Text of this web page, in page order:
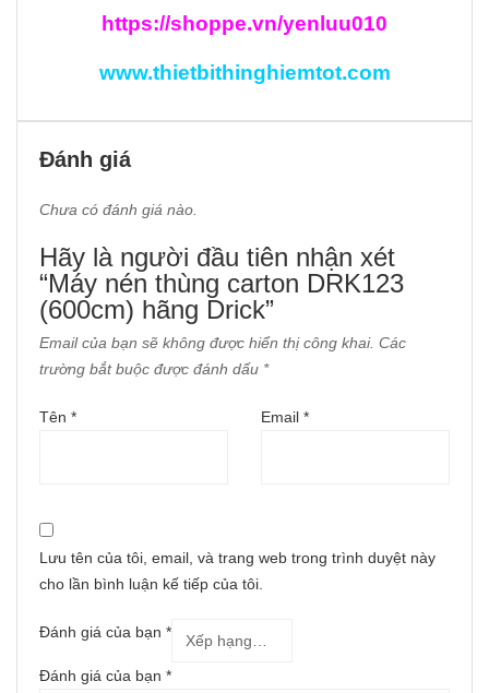
https://shoppe.vn/yenluu010
www.thietbithinghiemtot.com
Đánh giá
Chưa có đánh giá nào.
Hãy là người đầu tiên nhận xét
“Máy nén thùng carton DRK123
(600cm) hãng Drick”
Email của bạn sẽ không được hiển thị công khai. Các
trường bắt buộc được đánh dấu *
Tên * Email *
Lưu tên của tôi, email, và trang web trong trình duyệt này
cho lần bình luận kế tiếp của tôi.
Đánh giá của bạn *
Đánh giá của bạn *